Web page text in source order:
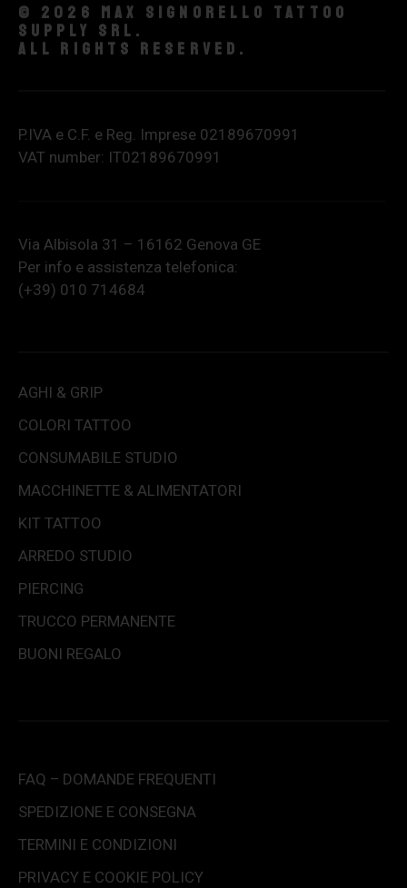
© 2026 Max Signorello Tattoo
supply srl.
All rights reserved.
P.IVA e C.F. e Reg. Imprese 02189670991
VAT number: IT02189670991
Via Albisola 31 – 16162 Genova GE
Per info e assistenza telefonica:
(+39) 010 714684
AGHI & GRIP
COLORI TATTOO
CONSUMABILE STUDIO
MACCHINETTE & ALIMENTATORI
KIT TATTOO
ARREDO STUDIO
PIERCING
TRUCCO PERMANENTE
BUONI REGALO
FAQ – DOMANDE FREQUENTI
SPEDIZIONE E CONSEGNA
TERMINI E CONDIZIONI
PRIVACY E COOKIE POLICY